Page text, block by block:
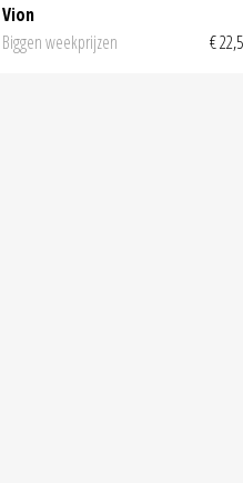
Vion
Biggen weekprijzen
€